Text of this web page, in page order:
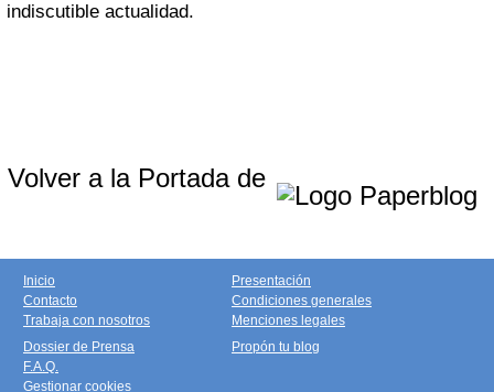
indiscutible actualidad.
Volver a la Portada de
Inicio
Contacto
Trabaja con nosotros
Presentación
Condiciones generales
Menciones legales
Dossier de Prensa
F.A.Q.
Gestionar cookies
Propón tu blog